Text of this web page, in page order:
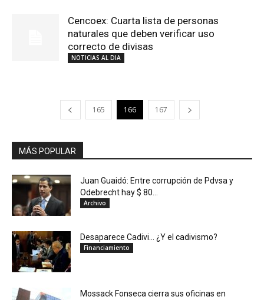
Cencoex: Cuarta lista de personas
naturales que deben verificar uso
correcto de divisas
NOTICIAS AL DIA
165 166 167
MÁS POPULAR
Juan Guaidó: Entre corrupción de Pdvsa y
Odebrecht hay $ 80...
Archivo
Desaparece Cadivi… ¿Y el cadivismo?
Financiamiento
Mossack Fonseca cierra sus oficinas en